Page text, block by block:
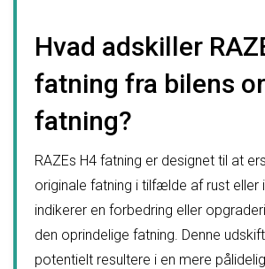
Hvad adskiller
fatning fra bilens
fatning?
RAZEs H4 fatning er designet til at
originale fatning i tilfælde af rust eller
indikerer en forbedring eller
den oprindelige fatning. Denne
potentielt resultere i en mere